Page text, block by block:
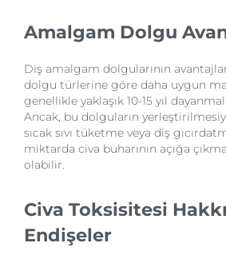
Amalgam Dolgu
Diş amalgam dolgularının
dolgu türlerine göre daha uygun
genellikle yaklaşık 10-15 yıl
Ancak, bu dolguların
sıcak sıvı tüketme veya diş
miktarda civa buharının açığa
olabilir.
Civa Toksisitesi
Endişeler